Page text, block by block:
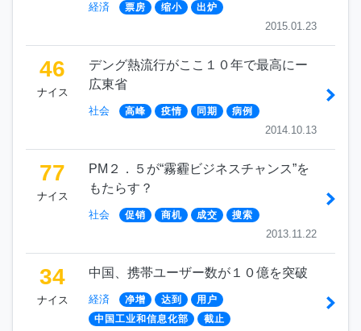
経済 票房 缩小 出炉
2015.01.23
46
ナイス
デング熱流行がここ１０年で最高にー
広東省
社会 高峰 疫情 同期 病例
2014.10.13
77
ナイス
PM２．５が“霧霾ビジネスチャンス”を
もたらす？
社会 促销 商机 成交 搜索
2013.11.22
34
ナイス
中国、携帯ユーザー数が１０億を突破
経済 净增 达到
用户
中国工业和信息化部
截止